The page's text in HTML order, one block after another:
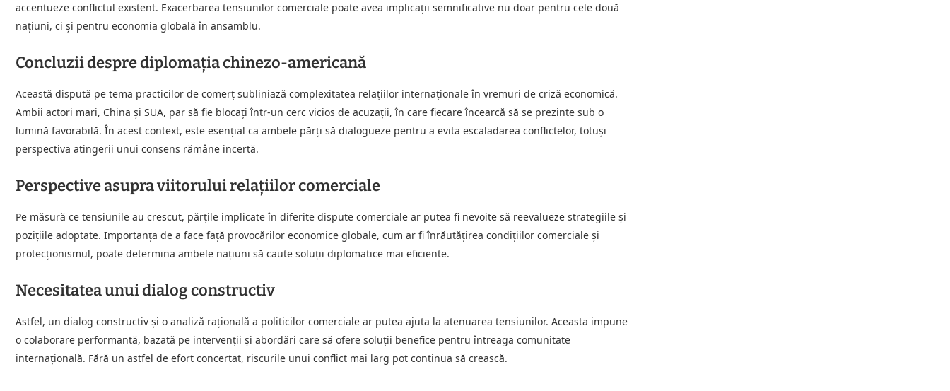
accentueze conflictul existent. Exacerbarea tensiunilor comerciale poate avea implicații semnificative nu doar pentru cele două
națiuni, ci și pentru economia globală în ansamblu.
Concluzii despre diplomația chinezo-americană
Această dispută pe tema practicilor de comerț subliniază complexitatea relațiilor internaționale în vremuri de criză economică.
Ambii actori mari, China și SUA, par să fie blocați într-un cerc vicios de acuzații, în care fiecare încearcă să se prezinte sub o
lumină favorabilă. În acest context, este esențial ca ambele părți să dialogueze pentru a evita escaladarea conflictelor, totuși
perspectiva atingerii unui consens rămâne incertă.
Perspective asupra viitorului relațiilor comerciale
Pe măsură ce tensiunile au crescut, părțile implicate în diferite dispute comerciale ar putea fi nevoite să reevalueze strategiile și
pozițiile adoptate. Importanța de a face față provocărilor economice globale, cum ar fi înrăutățirea condițiilor comerciale și
protecționismul, poate determina ambele națiuni să caute soluții diplomatice mai eficiente.
Necesitatea unui dialog constructiv
Astfel, un dialog constructiv și o analiză rațională a politicilor comerciale ar putea ajuta la atenuarea tensiunilor. Aceasta impune
o colaborare performantă, bazată pe intervenții și abordări care să ofere soluții benefice pentru întreaga comunitate
internațională. Fără un astfel de efort concertat, riscurile unui conflict mai larg pot continua să crească.